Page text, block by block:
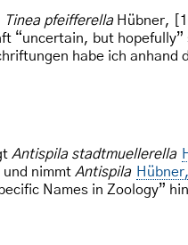
Tinea pfeifferellaHübner,
“uncertain, but
habe ich
Antispila stadtmuellerella
nimmt Antispila
Names in Zoology”